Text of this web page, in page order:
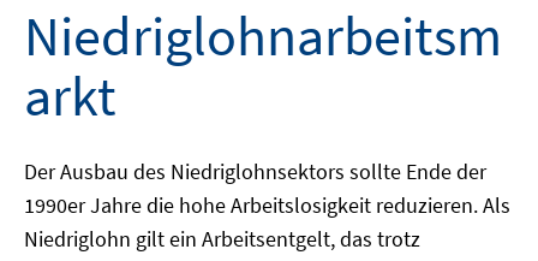
Niedriglohnarbeitsm
arkt
Der Ausbau des Niedriglohnsektors sollte Ende der
1990er Jahre die hohe Arbeitslosigkeit reduzieren. Als
Niedriglohn gilt ein Arbeitsentgelt, das trotz